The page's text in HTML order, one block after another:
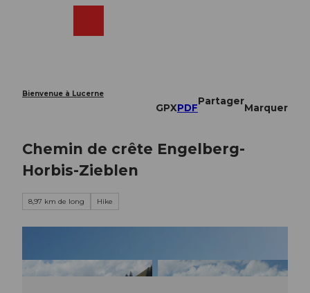
Bienvenue à Lucerne
GPXPDF
Partager
Marquer
Chemin de crête Engelberg-
Horbis-Zieblen
8,97 km de long Hike